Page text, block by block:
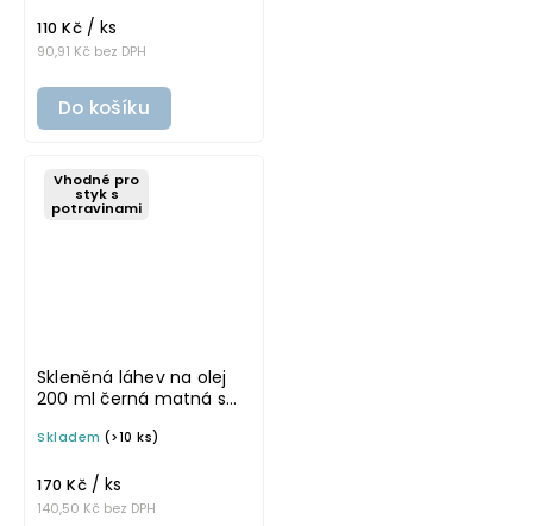
90,91 Kč bez DPH
110 Kč / ks
Do košíku
Vhodné pro
styk s
potravinami
Skleněná láhev na olej
200 ml černá matná s
Skladem (>10 ks)
140,50 Kč bez DPH
170 Kč / ks